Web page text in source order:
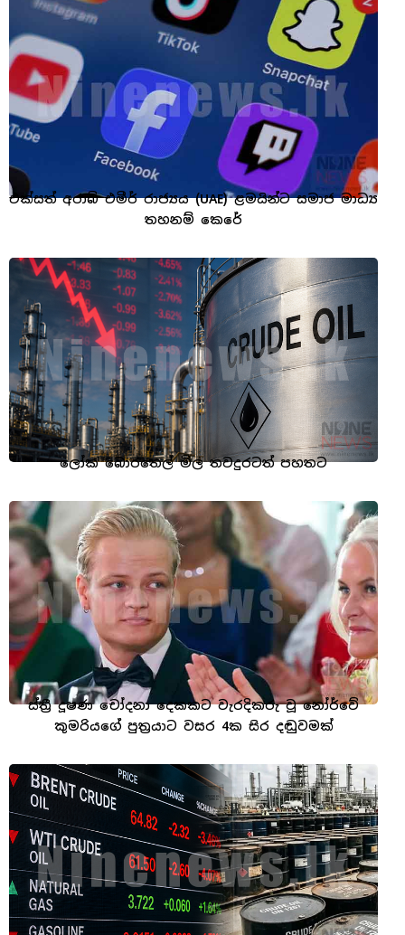
එක්සත් අරාබි එමීර් රාජ්‍යය (UAE) ළමයින්ට සමාජ මාධ්‍ය
තහනම් කෙරේ
ලෝක බොරතෙල් මිල තවදුරටත් පහතට
ස්ත්‍රී දූෂණ චෝදනා දෙකකට වැරදිකරු වූ නෝර්වේ
කුමරියගේ පුත්‍රයාට වසර 4ක සිර දඬුවමක්